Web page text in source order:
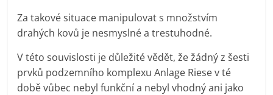
Za takové situace manipulovat s množstvím
drahých kovů je nesmyslné a trestuhodné.
V této souvislosti je důležité vědět, že žádný z šesti
prvků podzemního komplexu Anlage Riese v té
době vůbec nebyl funkční a nebyl vhodný ani jako